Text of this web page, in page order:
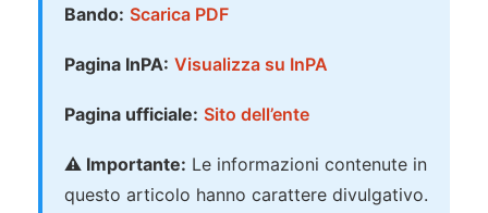
Bando: Scarica PDF
Pagina InPA: Visualizza su InPA
Pagina ufficiale: Sito dell’ente
⚠️ Importante: Le informazioni contenute in
questo articolo hanno carattere divulgativo.